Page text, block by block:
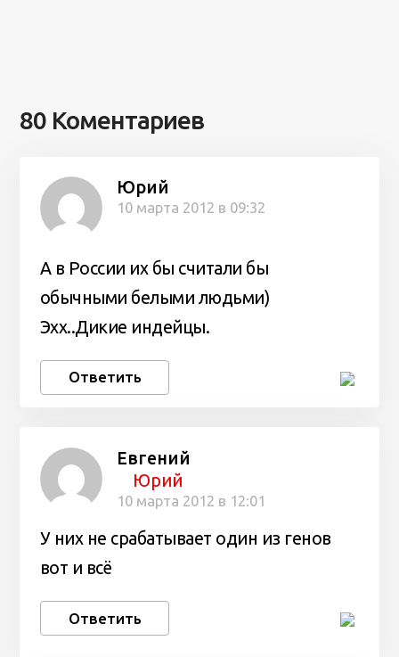
80 Коментариев
Юрий
10 марта 2012 в 09:32
А в России их бы считали бы
обычными белыми людьми)
Эхх..Дикие индейцы.
Ответить
Евгений
Юрий
10 марта 2012 в 12:01
У них не срабатывает один из генов
вот и всё
Ответить